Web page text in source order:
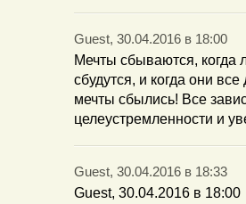
Guest, 30.04.2016 в 18:00
Мечты сбываются, когда
сбудутся, и когда они
мечты сбылись! Все
целеустремленности и
Guest, 30.04.2016 в 18:33
Guest, 30.04.2016 в 18:00